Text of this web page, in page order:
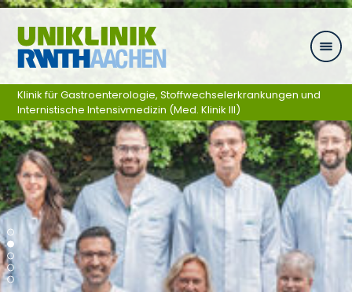
Ga naar navigatie
Klinik für Gastroenterologie, Stoffwechselerkrankungen und
Internistische Intensivmedizin (Med. Klinik III)